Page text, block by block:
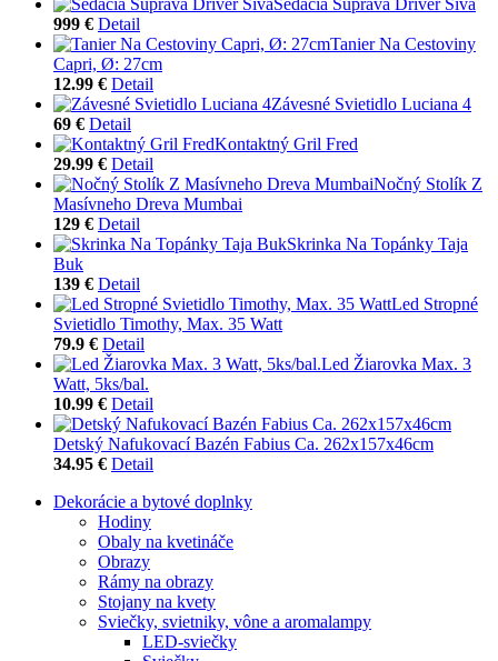
999 € Detail
Tanier Na Cestoviny
Capri, Ø: 27cm
12.99 € Detail
Závesné Svietidlo Luciana 4
69 € Detail
Kontaktný Gril Fred
29.99 € Detail
Nočný Stolík Z
Masívneho Dreva Mumbai
129 € Detail
Skrinka Na Topánky Taja
Buk
139 € Detail
Led Stropné
Svietidlo Timothy, Max. 35 Watt
79.9 € Detail
Led Žiarovka Max. 3
Watt, 5ks/bal.
10.99 € Detail
Detský Nafukovací Bazén Fabius Ca. 262x157x46cm
34.95 € Detail
Dekorácie a bytové doplnky
Hodiny
Obaly na kvetináče
Obrazy
Rámy na obrazy
Stojany na kvety
Sviečky, svietniky, vône a aromalampy
LED-sviečky